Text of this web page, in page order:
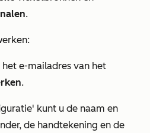
.
e-mailadres van het
.
kunt u de naam en
de handtekening en de